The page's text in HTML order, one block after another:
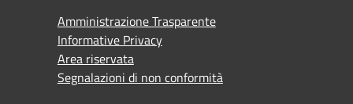
Amministrazione Trasparente
Informative Privacy
Area riservata
Segnalazioni di non conformità